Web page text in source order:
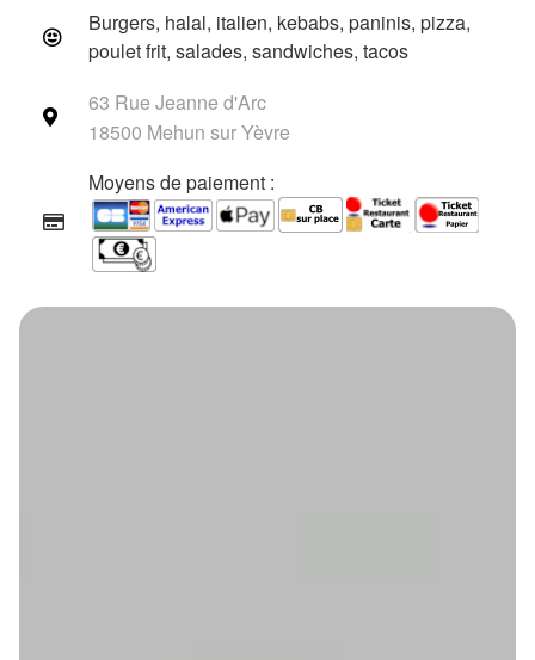
Burgers, halal, italien, kebabs, paninis, pizza,
poulet frit, salades, sandwiches, tacos
63 Rue Jeanne d'Arc
18500 Mehun sur Yèvre
Moyens de paiement :